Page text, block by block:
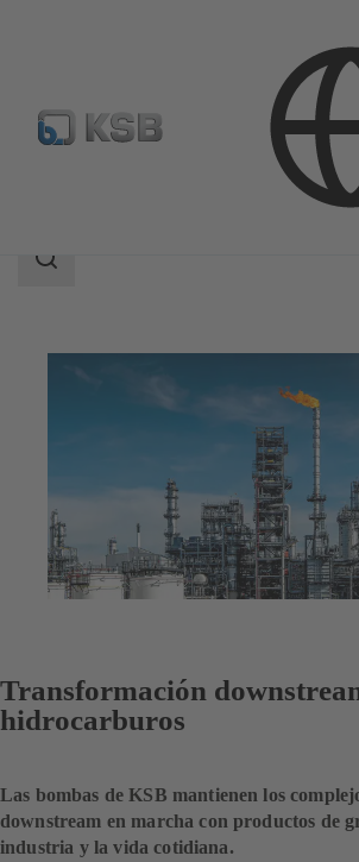
Industria Petróleo y gas
Área
Transformación
hidrocarburos
Las bombas de KSB mantienen los
downstream en marcha con productos de
industria y la vida cotidiana.